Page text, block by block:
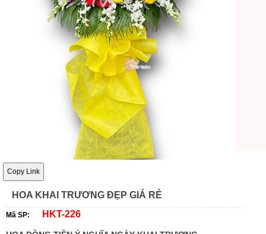
Copy Link
HOA KHAI TRƯƠNG ĐẸP GIÁ RẺ
Mã SP: HKT-226